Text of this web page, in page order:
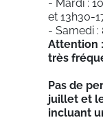
- Mardi :
et 13h30-
- Samedi :
Attention
très
Pas de
juillet et
incluant